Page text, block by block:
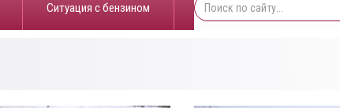
​Ситуация с бензином